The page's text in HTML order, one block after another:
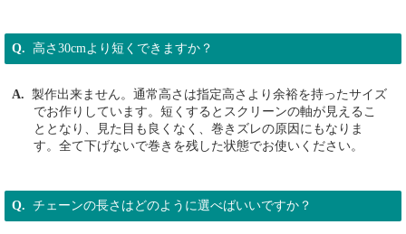
高さ30cmより短くできますか？
製作出来ません。通常高さは指定高さより余裕を持ったサイズ
でお作りしています。短くするとスクリーンの軸が見えるこ
ととなり、見た目も良くなく、巻きズレの原因にもなりま
す。全て下げないで巻きを残した状態でお使いください。
チェーンの長さはどのように選べばいいですか？